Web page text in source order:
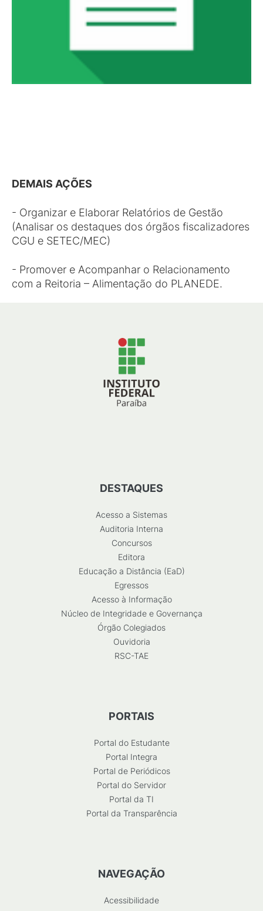
DEMAIS AÇÕES
- Organizar e Elaborar Relatórios de Gestão
(Analisar os destaques dos órgãos fiscalizadores
CGU e SETEC/MEC)
- Promover e Acompanhar o Relacionamento
com a Reitoria – Alimentação do PLANEDE.
DESTAQUES
Acesso a Sistemas
Auditoria Interna
Concursos
Editora
Educação a Distância (EaD)
Egressos
Acesso à Informação
Núcleo de Integridade e Governança
Órgão Colegiados
Ouvidoria
RSC-TAE
PORTAIS
Portal do Estudante
Portal Integra
Portal de Periódicos
Portal do Servidor
Portal da TI
Portal da Transparência
NAVEGAÇÃO
Acessibilidade